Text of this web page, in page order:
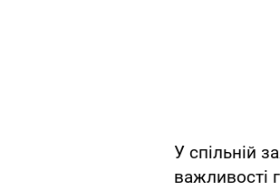
У спільній
важливості